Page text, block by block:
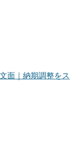
面｜納期調整をス